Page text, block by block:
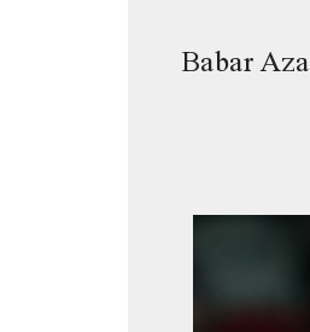
Babar